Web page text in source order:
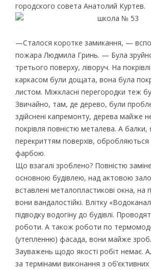
городского совета Анатолий Куртев.
—Сталося коротке замикання, —
пожара Людмила Гринь. — Була
третього поверху, ліворуч. На
каркасом були дощата, вона була
листом. Міжкласні перегородки теж
Звичайно, там, де дерево, були
здійснені капремонту, дерева майже
покрівля повністю металева. А балки,
перекриттям поверхів,
фарбою.
Що взагалі зроблено? Повністю
основною будівлею, над актовою
вставлені металопластикові окна, на
вони вандалостійкі. Влітку
підводку водогіну до будівлі.
роботи. А також роботи по
(утепленню) фасада, вони майже
Зауважень щодо якості робіт немає.
за термінами виконання з об’єктивних